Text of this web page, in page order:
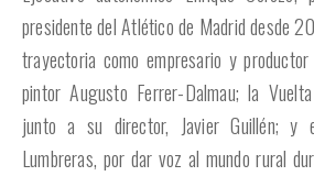
presidente del Atlético de Madrid desde
trayectoria como empresario y
pintor Augusto Ferrer-Dalmau; la
junto a su director, Javier Guillén; y
Lumbreras, por dar voz al mundo rural